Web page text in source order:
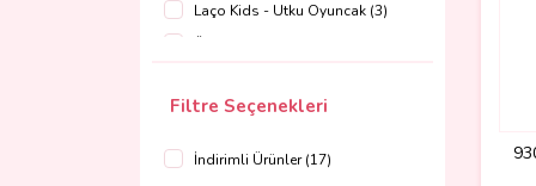
Laço Kids - Utku Oyuncak (3)
Adore Oyuncak (1)
Filtre Seçenekleri
İndirimli Ürünler (17)